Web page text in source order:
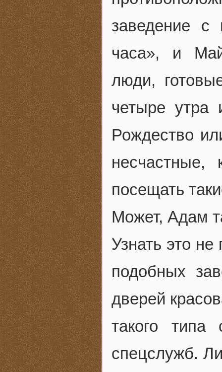
заведение с
часа», и
люди,
четыре
Рождество
несчастные,
посещать
Может, Адам
Узнать это
подобных
дверей
такого типа
спецслужб.